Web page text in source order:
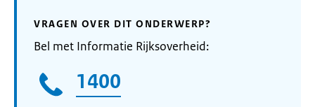
VRAGEN OVER DIT ONDERWERP?
Bel met Informatie Rijksoverheid:
1400